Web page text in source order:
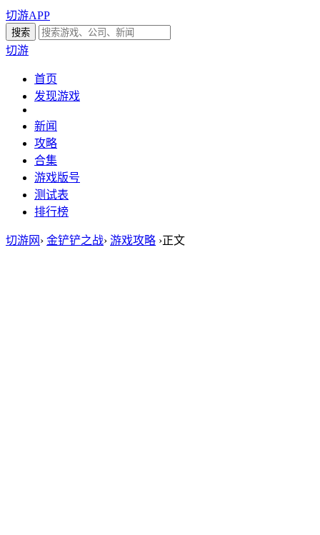
切游APP
切游
首页
发现游戏
新闻
攻略
合集
游戏版号
测试表
排行榜
切游网 › 金铲铲之战› 游戏攻略 ›正文